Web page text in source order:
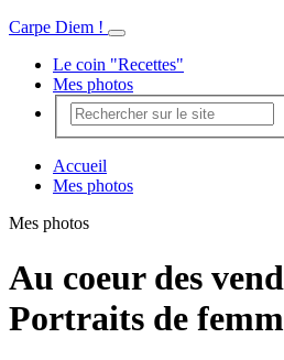
Carpe Diem !
Le coin "Recettes"
Mes photos
Accueil
Mes photos
Mes photos
Au coeur des
Portraits de